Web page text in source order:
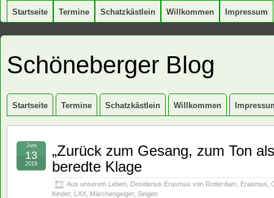
Startseite Termine Schatzkästlein Willkommen Impressum
Schöneberger Blog
Startseite Termine Schatzkästlein Willkommen
„Zurück zum Gesang, zum Ton
beredte Klage
Aus unserem Leben Desiderius Erasmus von Rotterdam Erasmus
Kinder, LXX Märchengeiger, Singen
Juni
13
2019